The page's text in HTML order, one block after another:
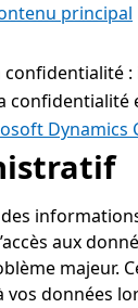
principal
confidentialité
Dynamics
aux
majeur.
données